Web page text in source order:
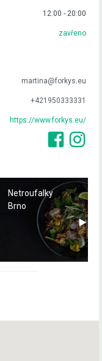
12:00 - 20:00
zavřeno
martina@forkys.eu
+421950333331
https://www.forkys.eu/
Netroufalky
Brno
⯈